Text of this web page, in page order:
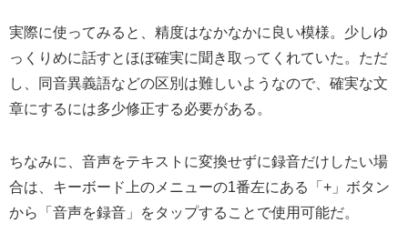
実際に使ってみると、精度はなかなかに良い模様。少しゆ
っくりめに話すとほぼ確実に聞き取ってくれていた。ただ
し、同音異義語などの区別は難しいようなので、確実な文
章にするには多少修正する必要がある。
ちなみに、音声をテキストに変換せずに録音だけしたい場
合は、キーボード上のメニューの1番左にある「+」ボタン
から「音声を録音」をタップすることで使用可能だ。